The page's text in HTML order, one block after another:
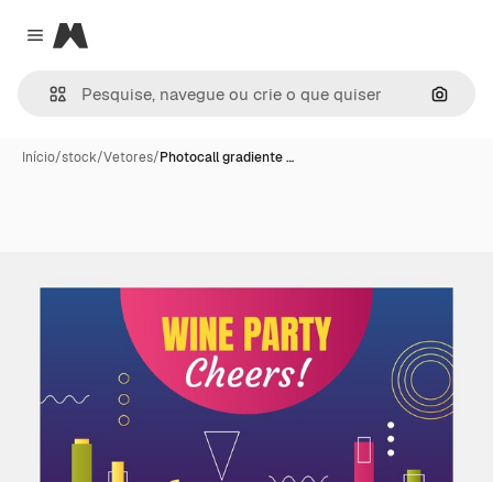
Close menu
Magnific
Início/stock/Vetores/Photocall gradiente …